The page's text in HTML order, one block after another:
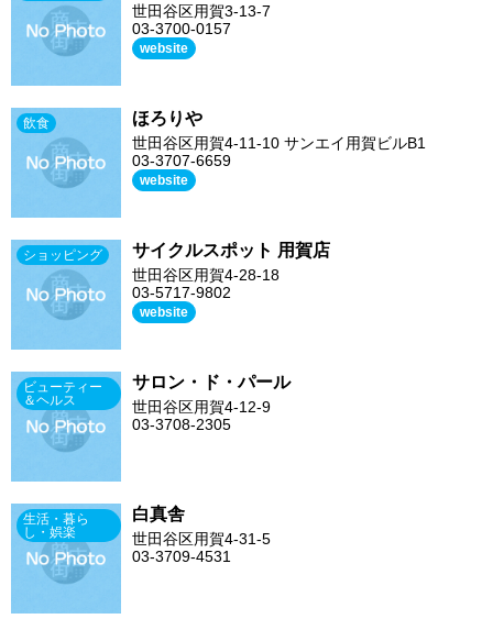
世田谷区用賀3-13-7
03-3700-0157
website
飲食 ほろりや
世田谷区用賀4-11-10 サンエイ用賀ビルB1
03-3707-6659
website
ショッピング サイクルスポット 用賀店
世田谷区用賀4-28-18
03-5717-9802
website
ビューティー
＆ヘルス
サロン・ド・パール
世田谷区用賀4-12-9
03-3708-2305
生活・暮ら
し・娯楽
白真舎
世田谷区用賀4-31-5
03-3709-4531